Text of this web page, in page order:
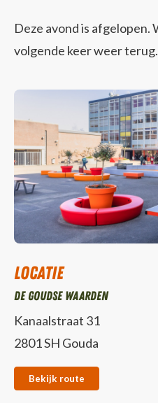
Deze avond is afgelopen.
volgende keer weer terug.
Locatie
De Goudse Waarden
Kanaalstraat 31
2801 SH Gouda
Bekijk route